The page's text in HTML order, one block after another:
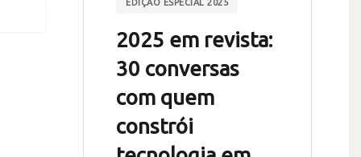
EDIÇÃO ESPECIAL 2025
2025 em revista:
30 conversas
com quem
constrói